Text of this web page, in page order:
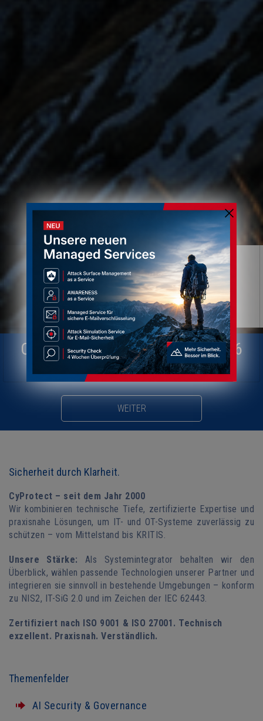
CYBERSECURITY WEBINARE 2026
Schützen, was zählt: IT & OT Security Insights 2026
WEITER
Sicherheit durch Klarheit.
CyProtect – seit dem Jahr 2000
Wir kombinieren technische Tiefe, zertifizierte Expertise und
praxisnahe Lösungen, um IT- und OT-Systeme zuverlässig zu
schützen – vom Mittelstand bis KRITIS.
Unsere Stärke: Als Systemintegrator behalten wir den
Überblick, wählen passende Technologien unserer Partner und
integrieren sie sinnvoll in bestehende Umgebungen – konform
zu NIS2, IT-SiG 2.0 und im Zeichen der IEC 62443.
Zertifiziert nach ISO 9001 & ISO 27001. Technisch
exzellent. Praxisnah. Verständlich.
Themenfelder
AI Security & Governance